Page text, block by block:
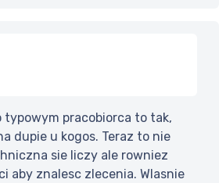
pracobiorca to tak,
dupie u kogos. Teraz to nie
sie liczy ale rowniez
aby znalesc zlecenia. Wlasnie